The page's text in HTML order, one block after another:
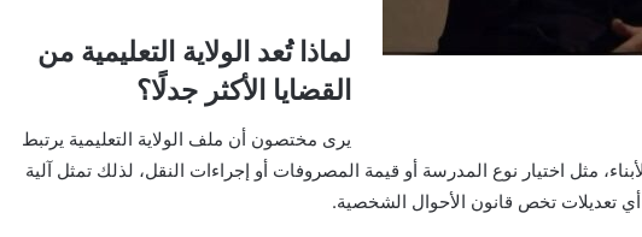
لماذا تُعد الولاية التعليمية من
القضايا الأكثر جدلًا؟
يرى مختصون أن ملف الولاية التعليمية يرتبط
مثل اختيار نوع المدرسة أو قيمة المصروفات أو إجراءات النقل، لذلك تمثل آلية
تعديلات تخص قانون الأحوال الشخصية.